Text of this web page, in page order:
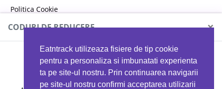
Eatntrack utilizeaza fisiere de tip cookie
pentru a personaliza si imbunatati experienta
ta pe site-ul nostru. Prin continuarea navigarii
pe site-ul nostru confirmi acceptarea utilizarii
Politica Cookie
Politica de confidențialitate
CODURI DE REDUCERE ×
MYPROTEIN